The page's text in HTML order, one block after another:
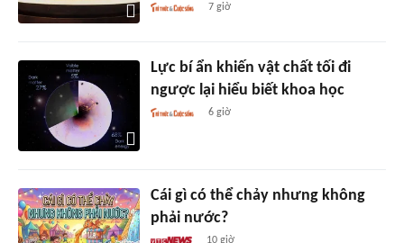
7 giờ
Lực bí ẩn khiến vật chất tối đi
ngược lại hiểu biết khoa học
6 giờ
Cái gì có thể chảy nhưng không
phải nước?
10 giờ